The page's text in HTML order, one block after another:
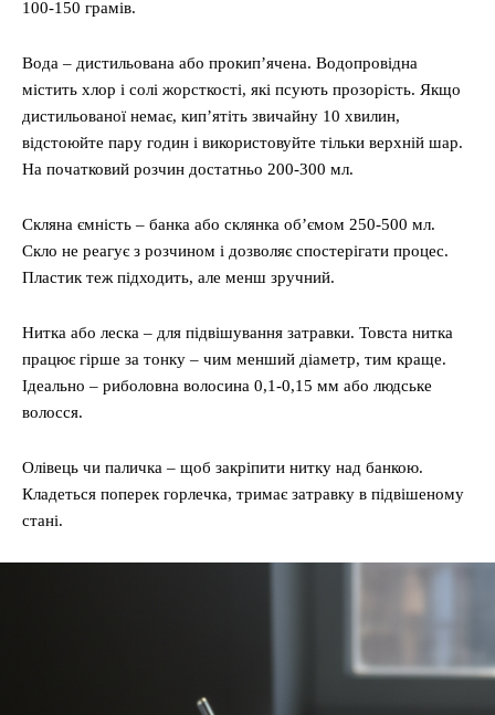
100-150 грамів.
Вода – дистильована або прокип’ячена. Водопровідна
містить хлор і солі жорсткості, які псують прозорість. Якщо
дистильованої немає, кип’ятіть звичайну 10 хвилин,
відстоюйте пару годин і використовуйте тільки верхній шар.
На початковий розчин достатньо 200-300 мл.
Скляна ємність – банка або склянка об’ємом 250-500 мл.
Скло не реагує з розчином і дозволяє спостерігати процес.
Пластик теж підходить, але менш зручний.
Нитка або леска – для підвішування затравки. Товста нитка
працює гірше за тонку – чим менший діаметр, тим краще.
Ідеально – риболовна волосина 0,1-0,15 мм або людське
волосся.
Олівець чи паличка – щоб закріпити нитку над банкою.
Кладеться поперек горлечка, тримає затравку в підвішеному
стані.